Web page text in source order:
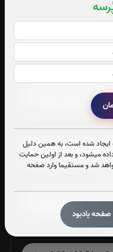
ایجاد شده است، به همین دلیل
میشود، و بعد از اولین حمایت
شد و مستقیما وارد صفحه
یادبود